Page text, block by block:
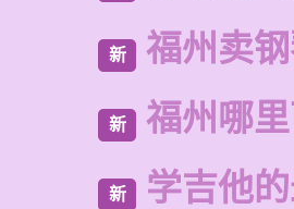
新 福州卖
新 福州哪
新 学吉他